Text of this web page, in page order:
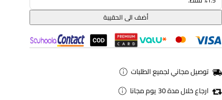
أضف الى الحقيبة
توصيل مجاني لجميع الطلبات
ارجاع خلال مدة 30 يوم مجانا